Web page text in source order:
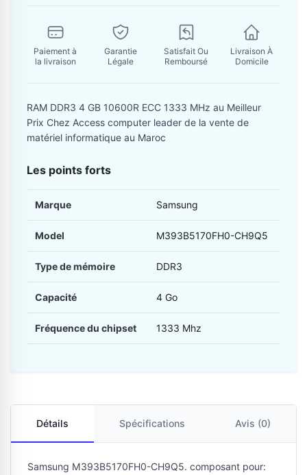
Paiement à
la livraison
Garantie
Légale
Satisfait Ou
Remboursé
Livraison À
Domicile
RAM DDR3 4 GB 10600R ECC 1333 MHz au Meilleur
Prix Chez Access computer leader de la vente de
matériel informatique au Maroc
Les points forts
Marque Samsung
Model M393B5170FH0-CH9Q5
Type de mémoire DDR3
Capacité 4 Go
Fréquence du chipset 1333 Mhz
Détails Spécifications Avis (0)
Samsung M393B5170FH0-CH9Q5. composant pour: